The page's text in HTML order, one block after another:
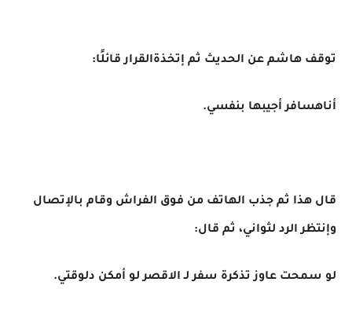
توقف هاشم عن الحديث ثم إتخذةالقرار قائلًا:
أناهسافر أجيبها بنفسي.
قال هذا ثم جذب الهاتف من فوق الفراش وقام بالإتصال
وإنتظر الرد لثواني، ثم قال:
لو سمحت عاوز تذكرة سفر لـ الاقصر لو أمكن دلوقتي.